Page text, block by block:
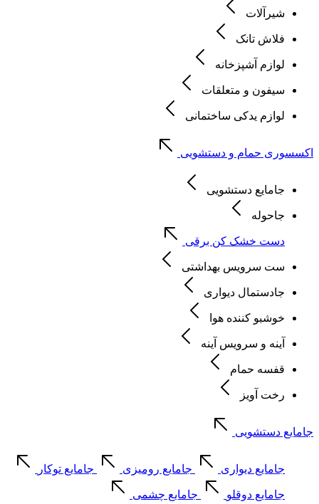
شیرآلات
فلاش تانک
لوازم آشپزخانه
سیفون و متعلقات
لوازم یدکی ساختمانی
اکسسوری حمام و دستشویی
جامایع دستشویی
جاحوله
دست خشک کن برقی
ست سرویس بهداشتی
جادستمال دیواری
خوشبو کننده هوا
آینه و سرویس آینه
قفسه حمام
رخت آویز
جامایع دستشویی
جامایع دیواری جامایع رومیزی جامایع توکار
جامایع دوقلو جامایع چشمی